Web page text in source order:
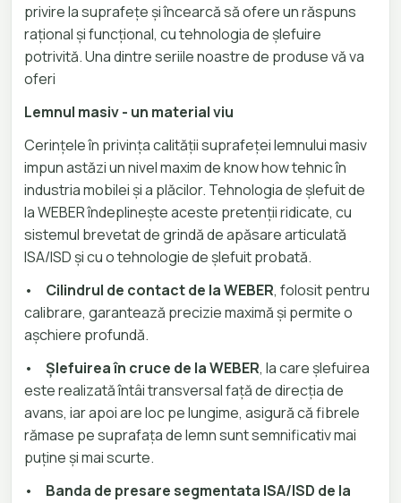
privire la suprafețe și încearcă să ofere un răspuns
rațional și funcțional, cu tehnologia de șlefuire
potrivită. Una dintre seriile noastre de produse vă va
oferi
Lemnul masiv - un material viu
Cerințele în privința calității suprafeței lemnului masiv
impun astăzi un nivel maxim de know how tehnic în
industria mobilei și a plăcilor. Tehnologia de șlefuit de
la WEBER îndeplinește aceste pretenții ridicate, cu
sistemul brevetat de grindă de apăsare articulată
ISA/ISD și cu o tehnologie de șlefuit probată.
•
Cilindrul de contact de la WEBER, folosit pentru
calibrare, garantează precizie maximă și permite o
așchiere profundă.
•
Șlefuirea în cruce de la WEBER, la care șlefuirea
este realizată întâi transversal față de direcția de
avans, iar apoi are loc pe lungime, asigură că fibrele
rămase pe suprafața de lemn sunt semnificativ mai
puține și mai scurte.
•
Banda de presare segmentata ISA/ISD de la